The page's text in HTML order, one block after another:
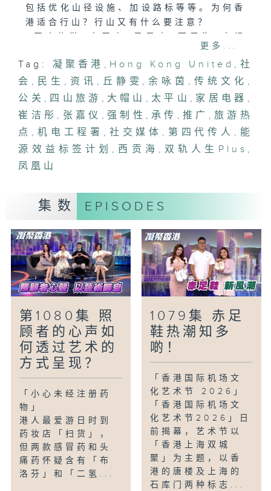
包括优化山径设施、加设路标等等。为何香
港适合行山？行山又有什么要注意？
「能源效益，人人要识」
机电工程署由2008年起推行强制性能源效
益标签计划，涵盖多个家居电器，推广节约
#机电工程署#能源效益标签计划#强制性#
家居电器#崔洁彤#丘静雯
一间扎根深水埗65年的纸扎铺，有位年轻
的掌门人是店铺的第四代传人，善用任职公
媒体，承传及推广传统文化。
#双轨人生Plus #纸扎铺#第四代传人#公
关#社交媒体#承传#推广#传统文化#张嘉
仪
更多...
Tag: 凝聚香港 , Hong Kong United , 社
会 , 民生 , 资讯 , 丘静雯 , 余咏茵 , 传统文化 ,
公关 , 四山旅游 , 大帽山 , 太平山 , 家居电器 ,
崔洁彤 , 张嘉仪 , 强制性 , 承传 , 推广 , 旅游热
点 , 机电工程署 , 社交媒体 , 第四代传人 , 能
源效益标签计划 , 西贡海 , 双轨人生Plus ,
凤凰山
集数 EPISODES
第1080集 照
顾者的心声如
何透过艺术的
方式呈现？
「小心未经注册药
物」
港人最爱游日时到
药妆店「扫货」，
但两款感冒药和头
痛药怀疑含有「布
洛芬」和「二氢...
1079集 赤足
鞋热潮知多
啲！
「香港国际机场文
化艺术节 2026」
「香港国际机场文
化艺术节2026」日
前揭幕，艺术节以
「香港上海双城
聚」为主题，以香
港的唐楼及上海的
石库门两种标志...